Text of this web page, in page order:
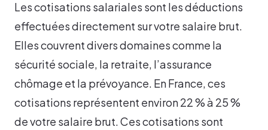
Les cotisations salariales sont les déductions
effectuées directement sur votre salaire brut.
Elles couvrent divers domaines comme la
sécurité sociale, la retraite, l’assurance
chômage et la prévoyance. En France, ces
cotisations représentent environ 22 % à 25 %
de votre salaire brut. Ces cotisations sont